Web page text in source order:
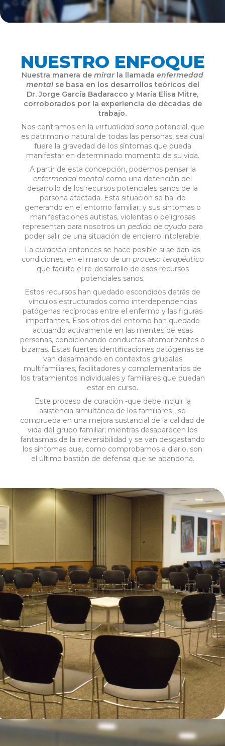
NUESTRO ENFOQUE
Nuestra manera de mirar la llamada enfermedad
mentalse basa en los desarrollos teóricos del
Dr. Jorge García Badaracco y María Elisa Mitre,
corroborados por la experiencia de décadas de
trabajo.
Nos centramos en la virtualidad sanapotencial, que
es patrimonio natural de todas las personas, sea cual
fuere la gravedad de los síntomas que pueda
manifestar en determinado momento de su vida.
A partir de esta concepción, podemos pensar la
enfermedad mental como una detención del
desarrollo de los recursos potenciales sanos de la
persona afectada. Esta situación se ha ido
generando en el entorno familiar, y sus síntomas o
manifestaciones autistas, violentas o peligrosas
representan para nosotros un pedido de ayuda para
poder salir de una situación de encierro intolerable.
La curación entonces se hace posible si se dan las
condiciones, en el marco de un proceso terapéutico
que facilite el re-desarrollo de esos recursos
potenciales sanos.
Estos recursos han quedado escondidos detrás de
vínculos estructurados como interdependencias
patógenas recíprocas entre el enfermo y las figuras
importantes. Esos otros del entorno han quedado
actuando activamente en las mentes de esas
personas, condicionando conductas atemorizantes o
bizarras. Estas fuertes identificaciones patógenas se
van desarmando en contextos grupales
multifamiliares, facilitadores y complementarios de
los tratamientos individuales y familiares que puedan
estar en curso.
Este proceso de curación -que debe incluir la
asistencia simultánea de los familiares-, se
comprueba en una mejora sustancial de la calidad de
vida del grupo familiar; mientras desaparecen los
fantasmas de la irreversibilidad y se van desgastando
los síntomas que, como comprobamos a diario, son
el último bastión de defensa que se abandona.